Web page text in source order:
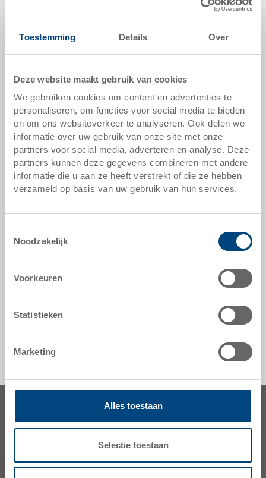
Toestemming Details Over
Deze website maakt gebruik van cookies
We gebruiken cookies om content en advertenties te
personaliseren, om functies voor social media te bieden
en om ons websiteverkeer te analyseren. Ook delen we
informatie over uw gebruik van onze site met onze
partners voor social media, adverteren en analyse. Deze
partners kunnen deze gegevens combineren met andere
informatie die u aan ze heeft verstrekt of die ze hebben
verzameld op basis van uw gebruik van hun services.
Noodzakelijk
Voorkeuren
Statistieken
Marketing
Alles toestaan
Selectie toestaan
kleur:
silbergrau |
andere kleuren op verzoek
STÜCK
offerte aanvragen
technische gegevens
hulpmiddelen naar maat - onze specialiteit
veiligheid & bestelling